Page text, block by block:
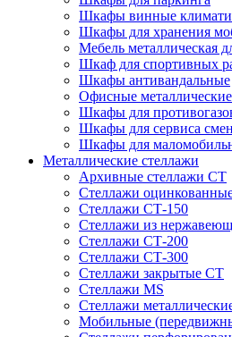
Шкафы винные
Шкафы для хранения
Мебель металлическая
Шкаф для спортивных
Шкафы антивандальные
Офисные
Шкафы для
Шкафы для сервиса
Шкафы для
Металлические стеллажи
Архивные стеллажи СТ
Стеллажи
Стеллажи СТ-150
Стеллажи из
Стеллажи СТ-200
Стеллажи СТ-300
Стеллажи закрытые СТ
Стеллажи MS
Стеллажи
Мобильные